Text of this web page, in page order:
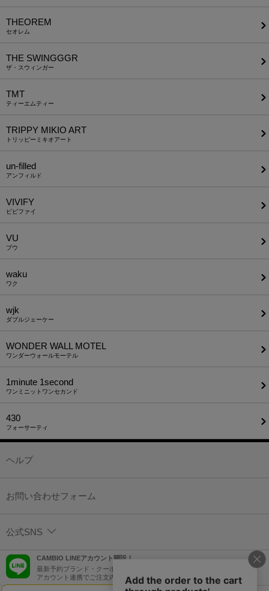
THEOREM
セオレム
THE SWINGGGR
ザ・スウィンガー
TMT
ティーエムティー
TRIPPY MIKIO ART
トリッピーミキオアート
un-filled
アンフィルド
VIVIFY
ビビファイ
VU
ブウ
waku
ワク
wjk
ダブルジェーケー
WONDER WALL MOTEL
ワンダーウォールモーテル
1minute​ 1second
ワンミニットワンセカンド
430
フォーサーティ
ヘルプ
お問い合わせフォーム
公式SNS
CAMBIO LINEアカウント開設！
最新予約ブランド・クーポン情報などを配信！
アカウント連携でご注文内容をLINEでも確認可能！